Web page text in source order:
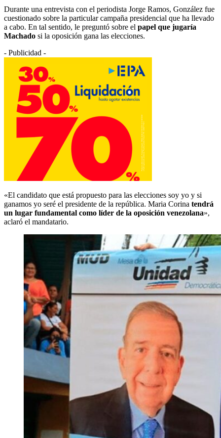
Durante una entrevista con el periodista Jorge Ramos, González fue
cuestionado sobre la particular campaña presidencial que ha llevado
a cabo. En tal sentido, le preguntó sobre el papel que jugaría
Machado si la oposición gana las elecciones.
- Publicidad -
«El candidato que está propuesto para las elecciones soy yo y si
ganamos yo seré el presidente de la república. Maria Corina tendrá
un lugar fundamental como líder de la oposición venezolana»,
aclaró el mandatario.